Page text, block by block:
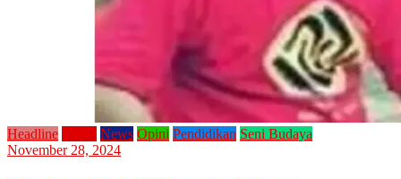
Headline News Opini Pendidikan Seni Budaya
November 28, 2024